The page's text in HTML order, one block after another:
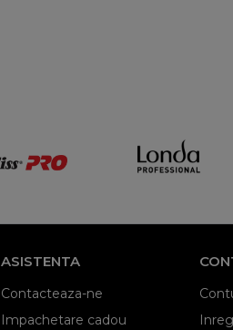
ASISTENTA
Contacteaza-ne
Impachetare cadou